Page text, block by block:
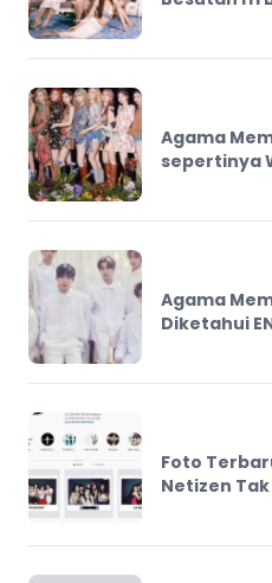
Agama
sepertinya
Agama
Diketahui
Foto
Netizen